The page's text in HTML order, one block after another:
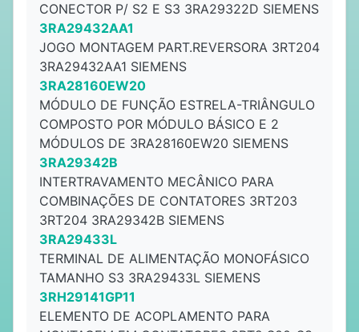
CONECTOR P/ S2 E S3 3RA29322D SIEMENS
3RA29432AA1
JOGO MONTAGEM PART.REVERSORA 3RT204
3RA29432AA1 SIEMENS
3RA28160EW20
MÓDULO DE FUNÇÃO ESTRELA-TRIÂNGULO
COMPOSTO POR MÓDULO BÁSICO E 2
MÓDULOS DE 3RA28160EW20 SIEMENS
3RA29342B
INTERTRAVAMENTO MECÂNICO PARA
COMBINAÇÕES DE CONTATORES 3RT203
3RT204 3RA29342B SIEMENS
3RA29433L
TERMINAL DE ALIMENTAÇÃO MONOFÁSICO
TAMANHO S3 3RA29433L SIEMENS
3RH29141GP11
ELEMENTO DE ACOPLAMENTO PARA